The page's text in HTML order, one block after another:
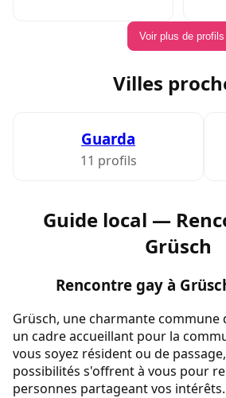
Voir plus de profils
Villes
Guarda
11 profils
Guide local —
Grüsch
Rencontre gay à
Grüsch, une charmante commune
un cadre accueillant pour la
vous soyez résident ou de
possibilités s'offrent à vous pour
personnes partageant vos intérêts.